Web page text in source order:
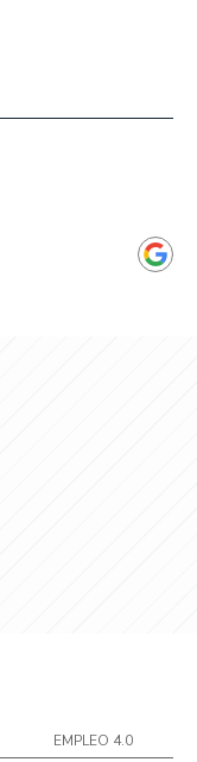
EMPLEO 4.0